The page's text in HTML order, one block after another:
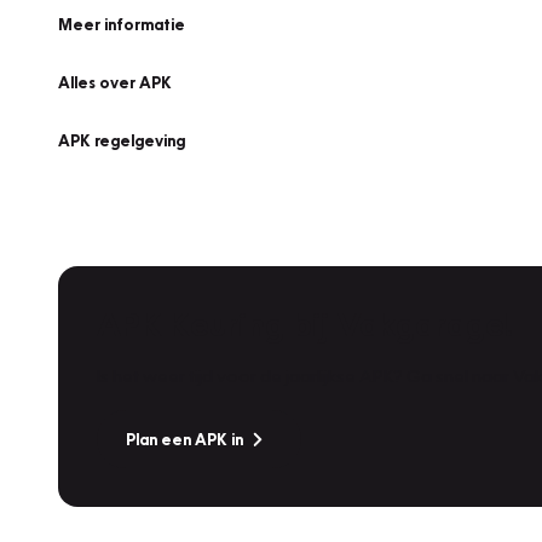
Meer informatie
Alles over APK
APK regelgeving
Plan een APK in